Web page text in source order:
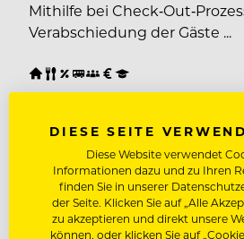
Mithilfe bei
Verabschiedung der Gäste ...
80333 München, Deutschland
DIESE SEITE
Diese Website verwendet
Informationen dazu und zu Ihren
finden Sie in unserer
der Seite. Klicken Sie auf „Alle
zu akzeptieren und direkt unsere
können, oder klicken Sie auf